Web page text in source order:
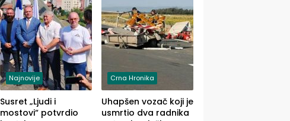
Najnovije
Susret „Ljudi i
mostovi“ potvrdio
Crna Hronika
Uhapšen vozač koji je
usmrtio dva radnika